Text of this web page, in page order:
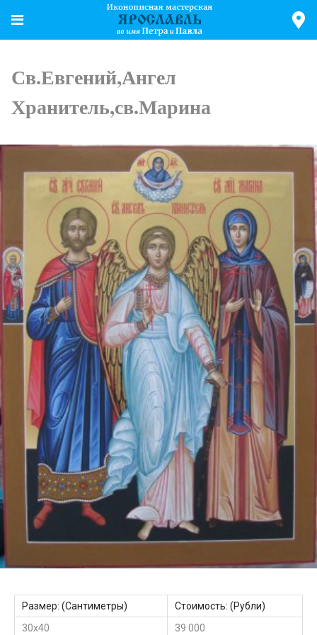
Св.Евгений,Ангел
Хранитель,св.Марина
Размер: (Сантиметры)
Стоимость: (Рубли)
30х40
39 000